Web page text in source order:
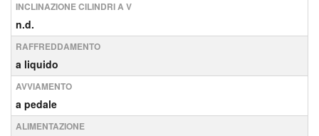
INCLINAZIONE CILINDRI A V
n.d.
RAFFREDDAMENTO
a liquido
AVVIAMENTO
a pedale
ALIMENTAZIONE